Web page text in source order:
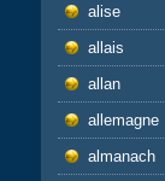
alise
allais
allan
allemagne
almanach